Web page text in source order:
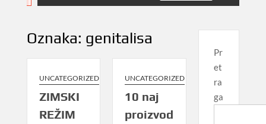
Oznaka: genitalisa
UNCATEGORIZED
ZIMSKI
REŽIM
UNCATEGORIZED
10 naj
proizvod
Pr
et
ra
ga